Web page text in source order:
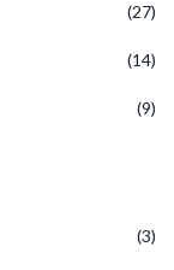
(27)
(14)
(9)
(3)